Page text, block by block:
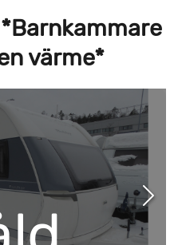
värme*